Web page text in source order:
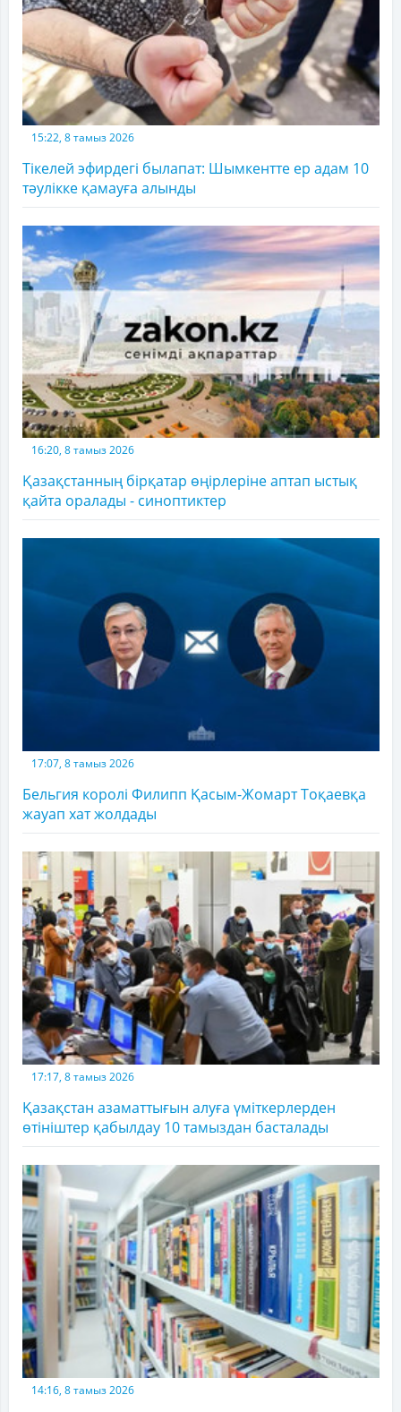
15:22, 8 тамыз 2026
Тікелей эфирдегі былапат: Шымкентте ер адам 10
тәулікке қамауға алынды
16:20, 8 тамыз 2026
Қазақстанның бірқатар өңірлеріне аптап ыстық
қайта оралады - синоптиктер
17:07, 8 тамыз 2026
Бельгия королі Филипп Қасым-Жомарт Тоқаевқа
жауап хат жолдады
17:17, 8 тамыз 2026
Қазақстан азаматтығын алуға үміткерлерден
өтініштер қабылдау 10 тамыздан басталады
14:16, 8 тамыз 2026